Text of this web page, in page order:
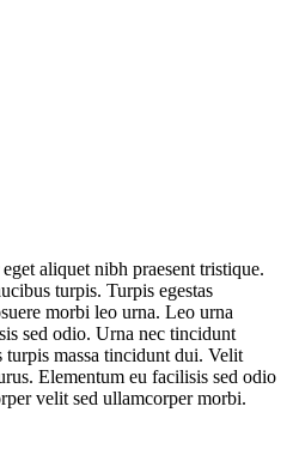
aliquet nibh praesent tristique.
turpis. Turpis egestas
morbi leo urna. Leo urna
sed odio. Urna nec tincidunt
turpis massa tincidunt dui. Velit
Elementum eu facilisis sed odio
velit sed ullamcorper morbi.